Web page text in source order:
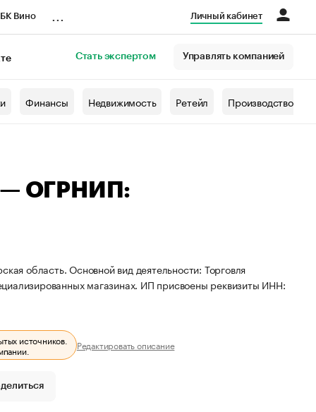
Вино Личный кабинет
Стать экспертом Управлять компанией
Финансы Недвижимость Ретейл Производство
— ОГРНИП:
область. Основной вид деятельности: Торговля
магазинах. ИП присвоены реквизиты ИНН:
источников.
Редактировать описание